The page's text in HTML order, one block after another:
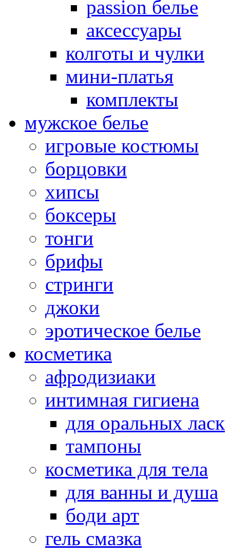
passion белье
аксессуары
колготы и чулки
мини-платья
комплекты
мужское белье
игровые костюмы
борцовки
хипсы
боксеры
тонги
брифы
стринги
джоки
эротическое белье
косметика
афродизиаки
интимная гигиена
для оральных ласк
тампоны
косметика для тела
для ванны и душа
боди арт
гель смазка